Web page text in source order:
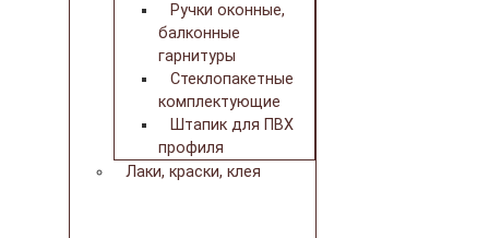
Ручки оконные,
балконные
гарнитуры
Стеклопакетные
комплектующие
Штапик для ПВХ
профиля
Лаки, краски, клея